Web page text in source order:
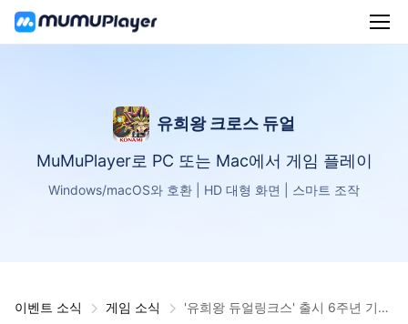
유희왕 크로스 듀얼
MuMuPlayer로 PC 또는 Mac에서 게임 플레이
Windows/macOS와 호환 | HD 대형 화면 | 스마트 조작
이벤트 소식 게임 소식
'유희왕 듀얼링크스' 출시 6주년 기념